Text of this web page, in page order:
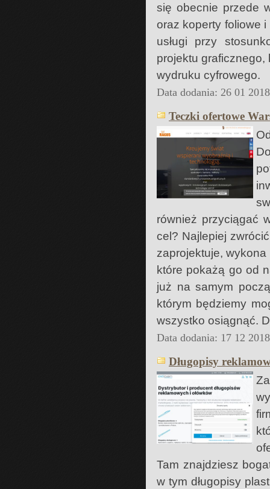
się obecnie przede
oraz koperty foliowe
usługi przy
projektu
wydruku cyfrowego.
Data dodania: 26 01
Teczki ofertowe
również przyciągać
cel? Najlepiej
zaprojektuje,
które pokażą go od
już na samym
którym będziemy
wszystko osiągnąć.
Data dodania: 17 12
Długopisy
Tam znajdziesz
w tym długopisy